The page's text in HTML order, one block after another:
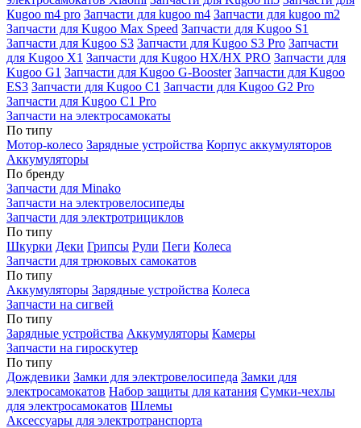
Кugoo m4 pro Запчасти для kugoo m4 Запчасти для kugoo m2
Запчасти для Kugoo Max Speed Запчасти для Kugoo S1
Запчасти для Kugoo S3 Запчасти для Kugoo S3 Pro Запчасти
для Kugoo X1 Запчасти для Kugoo HX/HX PRO Запчасти для
Kugoo G1 Запчасти для Kugoo G-Booster Запчасти для Kugoo
ES3 Запчасти для Kugoo C1 Запчасти для Kugoo G2 Pro
Запчасти для Kugoo C1 Pro
Запчасти на электросамокаты
По типу
Мотор-колесо Зарядные устройства Корпус аккумуляторов
Аккумуляторы
По бренду
Запчасти для Minako
Запчасти на электровелосипеды
Запчасти для электротрициклов
По типу
Шкурки Деки Грипсы Рули Пеги Колеса
Запчасти для трюковых самокатов
По типу
Аккумуляторы Зарядные устройства Колеса
Запчасти на сигвей
По типу
Зарядные устройства Аккумуляторы Камеры
Запчасти на гироскутер
По типу
Дождевики Замки для электровелосипеда Замки для
электросамокатов Набор защиты для катания Сумки-чехлы
для электросамокатов Шлемы
Аксессуары для электротранспорта